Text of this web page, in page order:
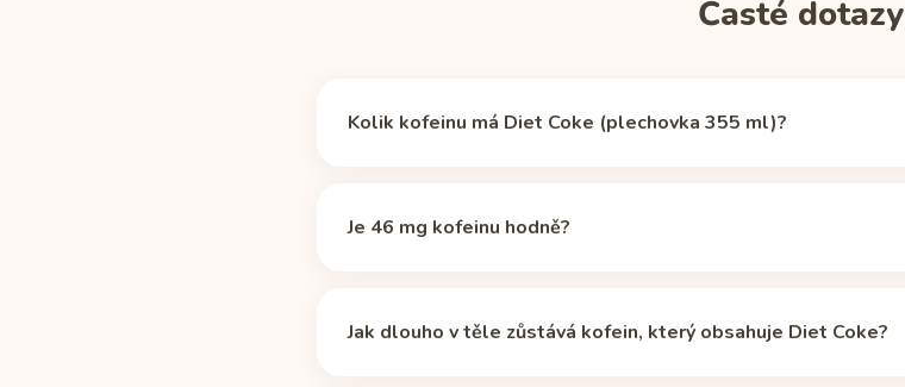
Časté dotazy
Kolik kofeinu má Diet Coke (plechovka 355 ml)?
Je 46 mg kofeinu hodně?
Jak dlouho v těle zůstává kofein, který obsahuje Diet Coke?